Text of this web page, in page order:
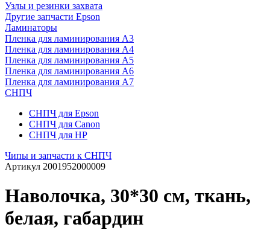
Узлы и резинки захвата
Другие запчасти Epson
Ламинаторы
Пленка для ламинирования А3
Пленка для ламинирования А4
Пленка для ламинирования А5
Пленка для ламинирования А6
Пленка для ламинирования А7
СНПЧ
СНПЧ для Epson
СНПЧ для Canon
СНПЧ для HP
Чипы и запчасти к СНПЧ
Артикул 2001952000009
Наволочка, 30*30 см, ткань,
белая, габардин